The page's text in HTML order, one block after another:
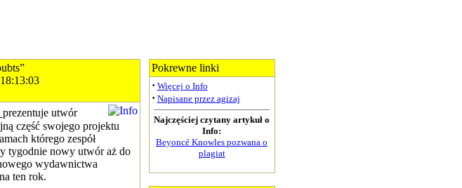
prezentuje utwór
część swojego projektu
którego zespół
tygodnie nowy utwór aż do
wydawnictwa
ten rok.
Pokrewne linki
· Więcej o Info
· Napisane przez agizaj
Najczęściej czytany artykuł o
Info:
Beyoncé Knowles pozwana o
plagiat